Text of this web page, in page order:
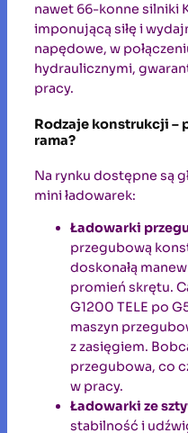
nawet 66-konne silniki
imponującą siłę i
napędowe, w
hydraulicznymi,
pracy.
Rodzaje konstrukcji –
rama?
Na rynku dostępne są
mini ładowarek:
Ładowarki
przegubową
doskonałą
promień skrętu.
G1200 TELE po
maszyn
z zasięgiem.
przegubowa, co
w pracy.
Ładowarki ze
stabilność i